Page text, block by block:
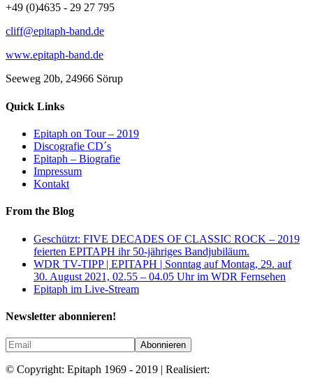
+49 (0)4635 - 29 27 795
cliff@epitaph-band.de
www.epitaph-band.de
Seeweg 20b, 24966 Sörup
Quick Links
Epitaph on Tour – 2019
Discografie CD´s
Epitaph – Biografie
Impressum
Kontakt
From the Blog
Geschützt: FIVE DECADES OF CLASSIC ROCK – 2019
feierten EPITAPH ihr 50-jähriges Bandjubiläum.
WDR TV-TIPP | EPITAPH | Sonntag auf Montag, 29. auf
30. August 2021, 02.55 – 04.05 Uhr im WDR Fernsehen
Epitaph im Live-Stream
Newsletter abonnieren!
© Copyright: Epitaph 1969 - 2019 | Realisiert: